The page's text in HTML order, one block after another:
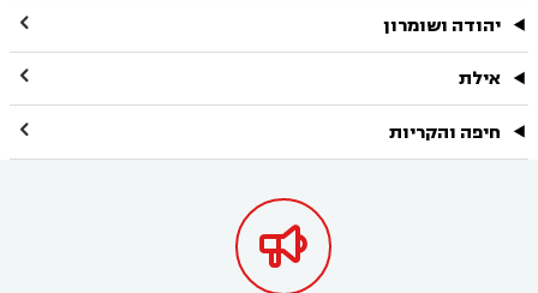
יהודה ושומרון 
אילת 
חיפה והקריות 
